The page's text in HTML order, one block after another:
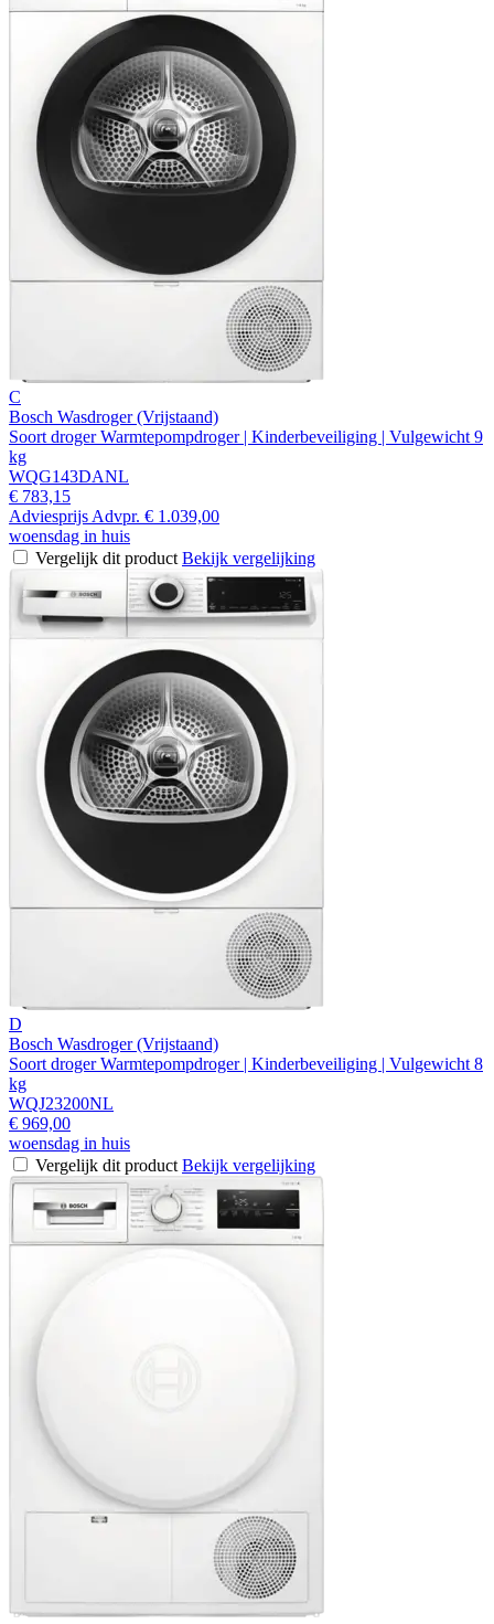
C
Bosch Wasdroger (Vrijstaand)
Soort droger Warmtepompdroger | Kinderbeveiliging | Vulgewicht 9
kg
WQG143DANL
€ 783,15
Adviesprijs Advpr. € 1.039,00
woensdag in huis
Vergelijk dit product Bekijk vergelijking
D
Bosch Wasdroger (Vrijstaand)
Soort droger Warmtepompdroger | Kinderbeveiliging | Vulgewicht 8
kg
WQJ23200NL
€ 969,00
woensdag in huis
Vergelijk dit product Bekijk vergelijking